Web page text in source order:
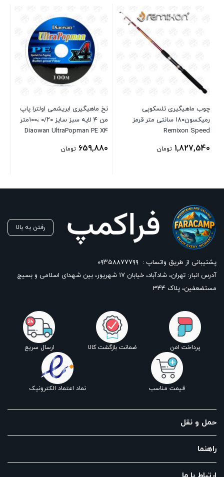
چوب ماهیگیری تلسکوپی
رمیکسون۱۸۰ سانتی متر قرمز
Remixon Speed
1,827,540 تومان
نخ ماهیگیری ابریشمی اولترا پاپ
من ۴ لایه سبز سایز ۰/۲۰ ،۱۰۰متر
Diaowan UltraPopman PE X4
659,880 تومان
رفتن به بالا
پشتیبانی از طریق واتساپ : ۰۹۳۵۸۸۷۷۷۹۹
آدرس انبار: تهران، شادآباد، خیابان ١٧ شهریور، بین شهدای اسلامی و بسیج
مستضعفین، پلاک 344
پرداخت امن ضمانت بازگشت کالا ارسال سریع
قیمت مناسب نماد اعتماد الکترونیک
حمل و نقل
راهنما